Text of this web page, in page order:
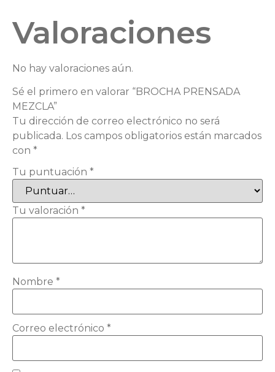
Valoraciones
No hay valoraciones aún.
Sé el primero en valorar “BROCHA PRENSADA
MEZCLA”
Tu dirección de correo electrónico no será
publicada. Los campos obligatorios están marcados
con *
Tu puntuación *
Tu valoración *
Nombre *
Correo electrónico *